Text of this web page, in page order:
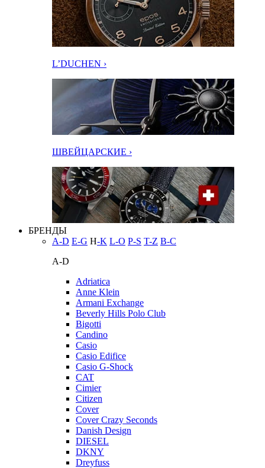
L’DUCHEN ›
ШВЕЙЦАРСКИЕ ›
БРЕНДЫ
A-D E-G H-K L-O P-S T-Z В-С
A-D
Adriatica
Anne Klein
Armani Exchange
Beverly Hills Polo Club
Bigotti
Candino
Casio
Casio Edifice
Casio G-Shock
CAT
Cimier
Citizen
Cover
Cover Crazy Seconds
Danish Design
DIESEL
DKNY
Dreyfuss